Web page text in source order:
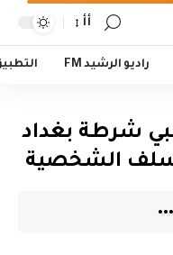
أأ
راديو الرشيد FM
شرطة بغداد
الشخصية